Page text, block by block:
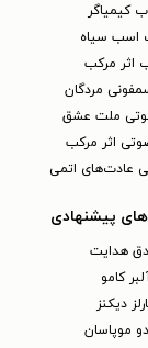
کیمیاگر
اسب سیاه
اثر مرکب
مردگان
ملت عشق
اثر مرکب
عادت‌های اتمی
پیشنهادی
هدایت
کامو
دیکنز
موپاسان